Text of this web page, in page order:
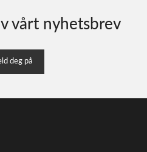
vårt nyhetsbrev
deg på